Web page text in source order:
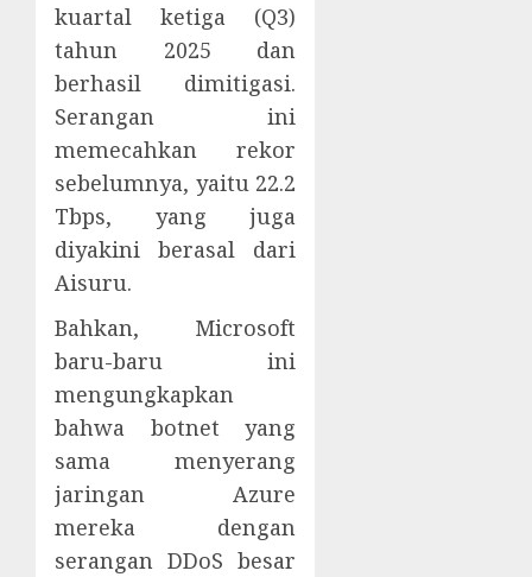
kuartal ketiga (Q3)
tahun 2025 dan
berhasil dimitigasi.
Serangan ini
memecahkan rekor
sebelumnya, yaitu 22.2
Tbps, yang juga
diyakini berasal dari
Aisuru.
Bahkan, Microsoft
baru-baru ini
mengungkapkan
bahwa botnet yang
sama menyerang
jaringan Azure
mereka dengan
serangan DDoS besar